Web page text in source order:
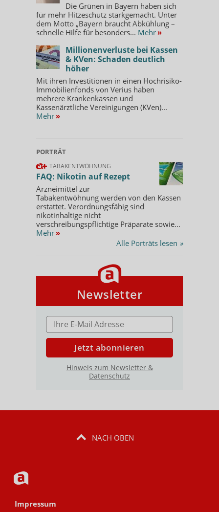
Die Grünen in Bayern haben sich
für mehr Hitzeschutz starkgemacht. Unter
dem Motto „Bayern braucht Abkühlung –
schnelle Hilfe für besonders... Mehr »
Millionenverluste bei Kassen
& KVen: Schaden deutlich
höher
Mit ihren Investitionen in einen Hochrisiko-
Immobilienfonds von Verius haben
mehrere Krankenkassen und
Kassenärztliche Vereinigungen (KVen)...
Mehr »
PORTRÄT
TABAKENTWÖHNUNG
FAQ: Nikotin auf Rezept
Arzneimittel zur
Tabakentwöhnung werden von den Kassen
erstattet. Verordnungsfähig sind
nikotinhaltige nicht
verschreibungspflichtige Präparate sowie...
Mehr »
Alle Porträts lesen »
Newsletter
E-MAIL ADRESSE
Jetzt abonnieren
Hinweis zum Newsletter &
Datenschutz
NACH OBEN
Impressum